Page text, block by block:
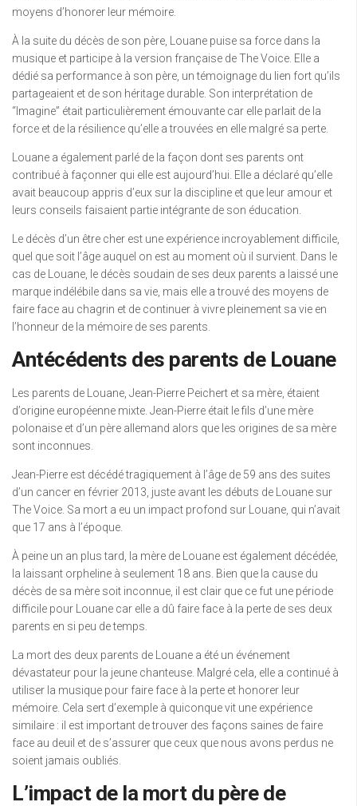
moyens d’honorer leur mémoire.
À la suite du décès de son père, Louane puise sa force dans la
musique et participe à la version française de The Voice. Elle a
dédié sa performance à son père, un témoignage du lien fort qu’ils
partageaient et de son héritage durable. Son interprétation de
“Imagine” était particulièrement émouvante car elle parlait de la
force et de la résilience qu’elle a trouvées en elle malgré sa perte.
Louane a également parlé de la façon dont ses parents ont
contribué à façonner qui elle est aujourd’hui. Elle a déclaré qu’elle
avait beaucoup appris d’eux sur la discipline et que leur amour et
leurs conseils faisaient partie intégrante de son éducation.
Le décès d’un être cher est une expérience incroyablement difficile,
quel que soit l’âge auquel on est au moment où il survient. Dans le
cas de Louane, le décès soudain de ses deux parents a laissé une
marque indélébile dans sa vie, mais elle a trouvé des moyens de
faire face au chagrin et de continuer à vivre pleinement sa vie en
l’honneur de la mémoire de ses parents.
Antécédents des parents de Louane
Les parents de Louane, Jean-Pierre Peichert et sa mère, étaient
d’origine européenne mixte. Jean-Pierre était le fils d’une mère
polonaise et d’un père allemand alors que les origines de sa mère
sont inconnues.
Jean-Pierre est décédé tragiquement à l’âge de 59 ans des suites
d’un cancer en février 2013, juste avant les débuts de Louane sur
The Voice. Sa mort a eu un impact profond sur Louane, qui n’avait
que 17 ans à l’époque.
À peine un an plus tard, la mère de Louane est également décédée,
la laissant orpheline à seulement 18 ans. Bien que la cause du
décès de sa mère soit inconnue, il est clair que ce fut une période
difficile pour Louane car elle a dû faire face à la perte de ses deux
parents en si peu de temps.
La mort des deux parents de Louane a été un événement
dévastateur pour la jeune chanteuse. Malgré cela, elle a continué à
utiliser la musique pour faire face à la perte et honorer leur
mémoire. Cela sert d’exemple à quiconque vit une expérience
similaire : il est important de trouver des façons saines de faire
face au deuil et de s’assurer que ceux que nous avons perdus ne
soient jamais oubliés.
L’impact de la mort du père de